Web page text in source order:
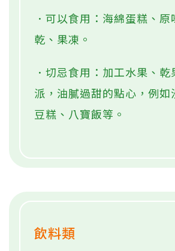
．可以食用：海綿蛋糕、
乾、果凍。
．切忌食用：加工水果、
派，油膩過甜的點心，例如
豆糕、八寶飯等。
飲料類